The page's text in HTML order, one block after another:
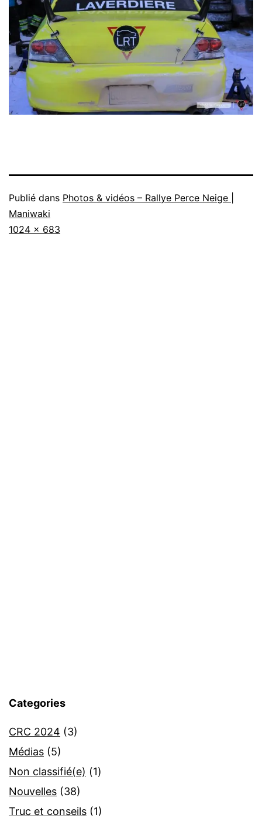
Publié dans Photos & vidéos – Rallye Perce Neige |
Maniwaki
Taille
1024 × 683
Categories
CRC 2024 (3)
Médias (5)
Non classifié(e) (1)
Nouvelles (38)
Truc et conseils (1)